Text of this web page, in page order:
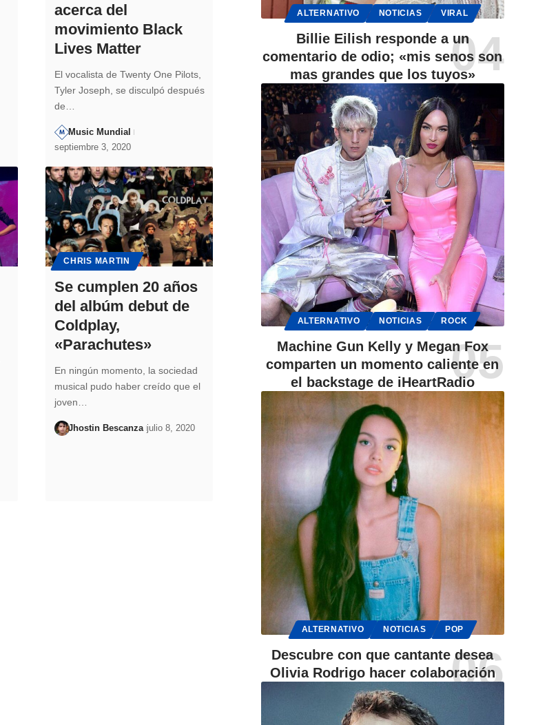
acerca del
movimiento Black
Lives Matter
El vocalista de Twenty One Pilots,
Tyler Joseph, se disculpó después
de…
Music Mundial
septiembre 3, 2020
CHRIS MARTIN
Se cumplen 20 años
del albúm debut de
Coldplay,
«Parachutes»
En ningún momento, la sociedad
musical pudo haber creído que el
joven…
Jhostin Bescanza julio 8, 2020
ALTERNATIVO NOTICIAS VIRAL
Billie Eilish responde a un
comentario de odio; «mis senos son
mas grandes que los tuyos»
ALTERNATIVO NOTICIAS ROCK
Machine Gun Kelly y Megan Fox
comparten un momento caliente en
el backstage de iHeartRadio
ALTERNATIVO NOTICIAS POP
Descubre con que cantante desea
Olivia Rodrigo hacer colaboración